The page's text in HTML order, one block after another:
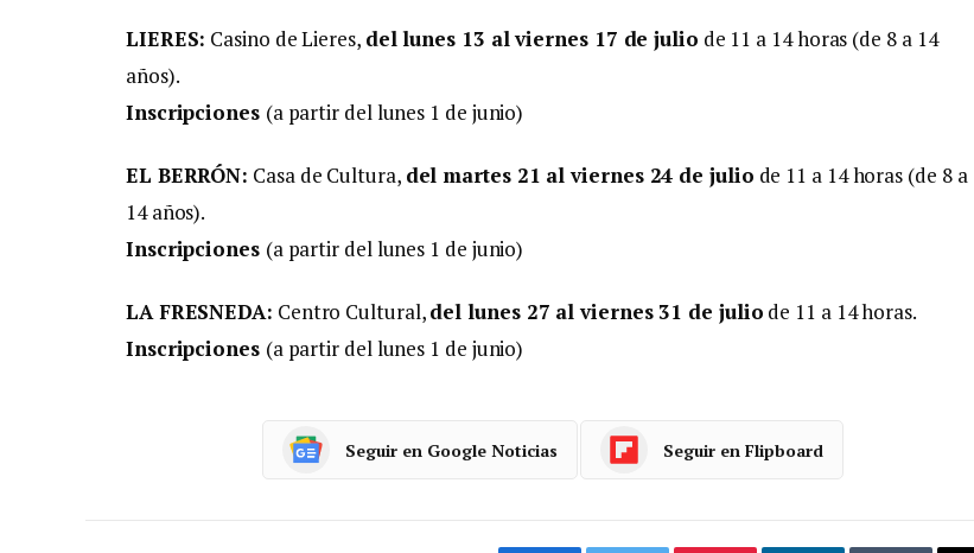
LIERES: Casino de Lieres, del lunes 13 al viernes 17 de julio de 11 a 14 horas (de 8 a 14
años).
Inscripciones (a partir del lunes 1 de junio)
EL BERRÓN: Casa de Cultura, del martes 21 al viernes 24 de julio de 11 a 14 horas (de 8 a
14 años).
Inscripciones (a partir del lunes 1 de junio)
LA FRESNEDA: Centro Cultural,del lunes 27 al viernes 31 de julio de 11 a 14 horas.
Inscripciones (a partir del lunes 1 de junio)
Seguir en Google Noticias Seguir en Flipboard